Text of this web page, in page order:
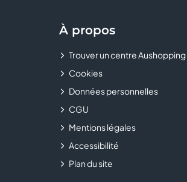
À propos
Trouver un centre Aushopping
Cookies
Données personnelles
CGU
Mentions légales
Accessibilité
Plan du site